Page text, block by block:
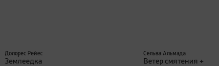
Долорес Рейес
Землеедка
Сельва Альмада
Ветер смятения +